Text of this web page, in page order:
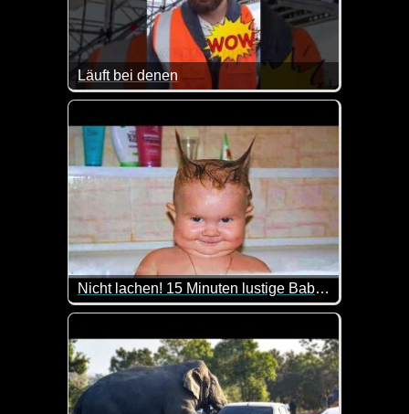
Läuft bei denen
Nicht lachen! 15 Minuten lustige Baby-Compilation
Zum internationalen Kindertag kommen hier